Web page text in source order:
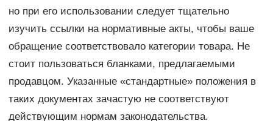
но при его использовании следует тщательно
изучить ссылки на нормативные акты, чтобы ваше
обращение соответствовало категории товара. Не
стоит пользоваться бланками, предлагаемыми
продавцом. Указанные «стандартные» положения в
таких документах зачастую не соответствуют
действующим нормам законодательства.